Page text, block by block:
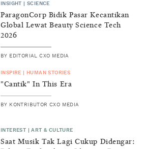
INSIGHT |SCIENCE
ParagonCorp Bidik Pasar Kecantikan
Global Lewat Beauty Science Tech
2026
BY EDITORIAL CXO MEDIA
INSPIRE HUMAN STORIES
"Cantik" In This Era
BY KONTRIBUTOR CXO MEDIA
INTEREST |ART & CULTURE
Saat Musik Tak Lagi Cukup Didengar: